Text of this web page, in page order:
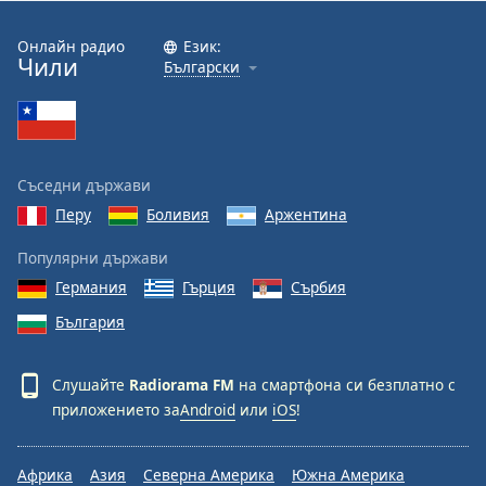
Онлайн радио
Чили
Език:
Български
Съседни държави
Перу
Боливия Аржентина
Популярни държави
Германия
Гърция
Сърбия
България
Слушайте Radiorama FM на смартфона си безплатно с
приложението заAndroid или iOS!
Африка Азия Северна Америка Южна Америка